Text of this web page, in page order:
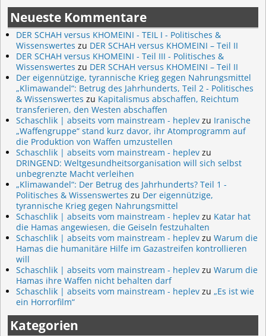
Neueste Kommentare
DER SCHAH versus KHOMEINI - TEIL I - Politisches &
Wissenswertes zu DER SCHAH versus KHOMEINI – Teil II
DER SCHAH versus KHOMEINI - Teil III - Politisches &
Wissenswertes zu DER SCHAH versus KHOMEINI – Teil II
Der eigennützige, tyrannische Krieg gegen Nahrungsmittel
„Klimawandel“: Betrug des Jahrhunderts, Teil 2 - Politisches
& Wissenswertes zu Kapitalismus abschaffen, Reichtum
transferieren, den Westen abschaffen
Schaschlik | abseits vom mainstream - heplev zu Iranische
„Waffengruppe“ stand kurz davor, ihr Atomprogramm auf
die Produktion von Waffen umzustellen
Schaschlik | abseits vom mainstream - heplev zu
DRINGEND: Weltgesundheitsorganisation will sich selbst
unbegrenzte Macht verleihen
„Klimawandel“: Der Betrug des Jahrhunderts? Teil 1 -
Politisches & Wissenswertes zu Der eigennützige,
tyrannische Krieg gegen Nahrungsmittel
Schaschlik | abseits vom mainstream - heplev zu Katar hat
die Hamas angewiesen, die Geiseln festzuhalten
Schaschlik | abseits vom mainstream - heplev zu Warum die
Hamas die humanitäre Hilfe im Gazastreifen kontrollieren
will
Schaschlik | abseits vom mainstream - heplev zu Warum die
Hamas ihre Waffen nicht behalten darf
Schaschlik | abseits vom mainstream - heplev zu „Es ist wie
ein Horrorfilm“
Kategorien